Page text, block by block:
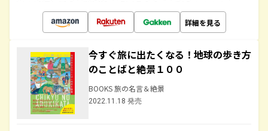
詳細を見る
今すぐ旅に出たくなる！地球の歩き方
のことばと絶景１００
BOOKS 旅の名言＆絶景
2022.11.18 発売